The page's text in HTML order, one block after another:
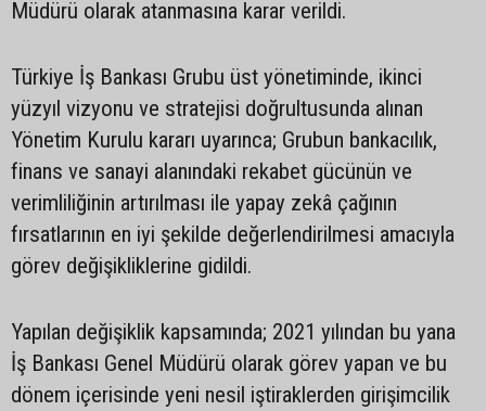
Müdürü olarak atanmasına karar verildi.
Türkiye İş Bankası Grubu üst yönetiminde, ikinci
yüzyıl vizyonu ve stratejisi doğrultusunda alınan
Yönetim Kurulu kararı uyarınca; Grubun bankacılık,
finans ve sanayi alanındaki rekabet gücünün ve
verimliliğinin artırılması ile yapay zekâ çağının
fırsatlarının en iyi şekilde değerlendirilmesi amacıyla
görev değişikliklerine gidildi.
Yapılan değişiklik kapsamında; 2021 yılından bu yana
İş Bankası Genel Müdürü olarak görev yapan ve bu
dönem içerisinde yeni nesil iştiraklerden girişimcilik